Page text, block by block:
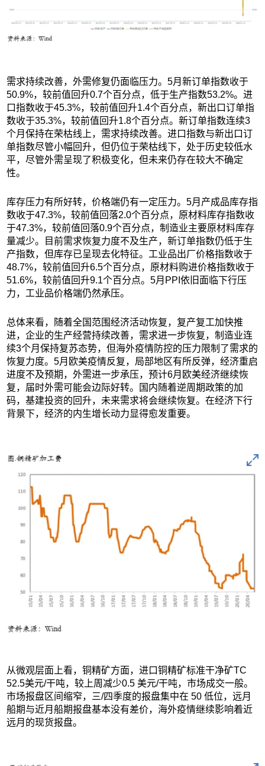
需求持续改善，外需修复仍面临压力。5月新订单指数收于
50.9%，较前值回升0.7个百分点，低于生产指数53.2%。进
口指数收于45.3%，较前值回升1.4个百分点，新出口订单指
数收于35.3%，较前值回升1.8个百分点。新订单指数连续3
个月保持在荣枯线上，需求持续改善。进口指数与新出口订
单指数尽管小幅回升，但仍位于荣枯线下，处于历史较低水
平，尽管外需呈现了积极变化，但未来仍存在较大不确定
性。
库存压力有所好转，价格端仍有一定压力。5月产成品库存指
数收于47.3%，较前值回落2.0个百分点，原材料库存指数收
于47.3%，较前值回落0.9个百分点，制造业主要原材料库存
量减少。目前需求恢复力度不及生产，新订单指数仍低于生
产指数，但库存已呈现去化特征。工业品出厂价格指数收于
48.7%，较前值回升6.5个百分点，原材料购进价格指数收于
51.6%，较前值回升9.1个百分点。5月PPI依旧面临下行压
力，工业品价格端仍然承压。
总体来看，随着全国范围经济活动恢复，复产复工加快推
进，企业的生产经营持续改善，需求进一步恢复，制造业连
续3个月保持复苏态势，但海外疫情防控的压力限制了需求的
恢复力度。5月欧美疫情反复，局部地区有所反弹，经济重启
进度不及预期，外需进一步承压，预计6月欧美经济继续恢
复，届时外需可能会边际好转。国内随着逆周期政策的加
码，基建投资的回升，未来需求将会继续恢复。在经济下行
背景下，经济的内生增长动力显得愈发重要。
从微观层面上看，铜精矿方面，进口铜精矿标准干净矿TC
52.5美元/干吨，较上周减少0.5 美元/干吨，市场成交一般。
市场报盘区间缩窄，三/四季度的报盘集中在 50 低位，远月
船期与近月船期报盘基本没有差价，海外疫情继续影响着近
远月的现货报盘。